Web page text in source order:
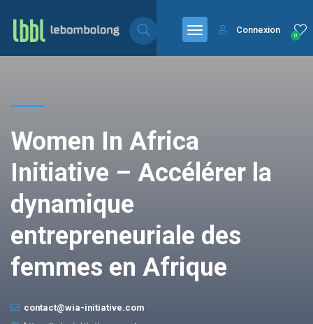
0
Connexion
Women In Africa
Initiative – Accélérer la
dynamique
entrepreneuriale des
femmes en Afrique
contact@wia-initiative.com